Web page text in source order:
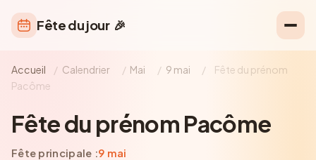
Fête du jour 🎉
Accueil / Calendrier / Mai / 9 mai /
Fête du prénom
Pacôme
Fête du prénom Pacôme
Fête principale :9 mai